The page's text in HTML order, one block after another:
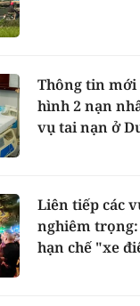
Thông tin
hình 2 nạn
vụ tai nạn ở
Liên tiếp các
nghiêm trọng:
hạn chế "xe